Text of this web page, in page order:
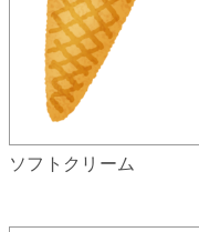
ソフトクリーム